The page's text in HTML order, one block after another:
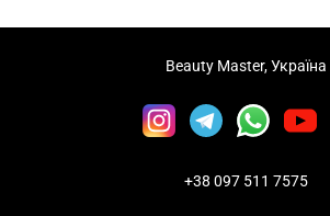
Beauty Master, Україна
+38 097 511 7575